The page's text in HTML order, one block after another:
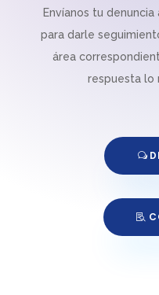
Envíanos tu
para darle
área
respuesta lo